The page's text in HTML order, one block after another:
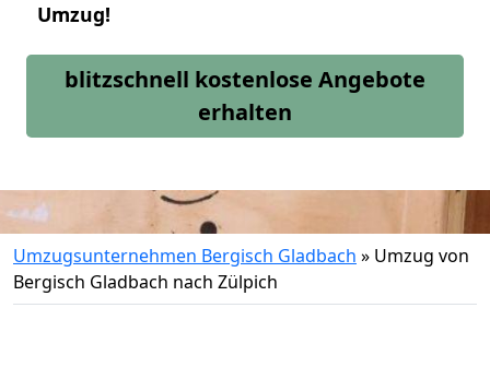
Umzug!
blitzschnell kostenlose Angebote
erhalten
Umzugsunternehmen Bergisch Gladbach » Umzug von
Bergisch Gladbach nach Zülpich